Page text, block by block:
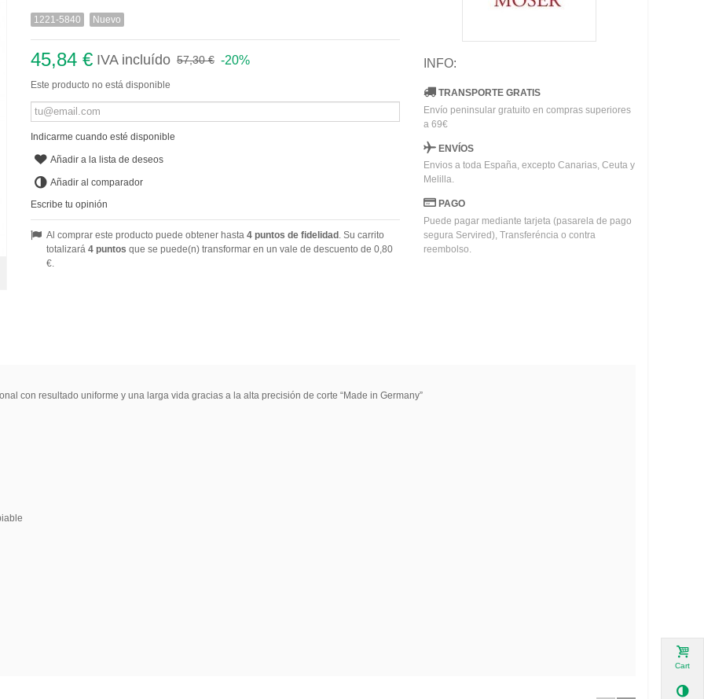
1221-5840 Nuevo
45,84 € IVA incluído 57,30 € -20%
Este producto no está disponible
Indicarme cuando esté disponible
Añadir a la lista de deseos
Añadir al comparador
Escribe tu opinión
Al comprar este producto puede obtener hasta 4puntos de fidelidad. Su carrito
totalizará 4puntos que se puede(n) transformar en un vale de descuento de 0,80
€.
INFO:
TRANSPORTE GRATIS
Envío peninsular gratuito en compras superiores
a 69€
ENVÍOS
Envios a toda España, excepto Canarias, Ceuta y
Melilla.
PAGO
Puede pagar mediante tarjeta (pasarela de pago
segura Servired), Transferéncia o contra
reembolso.
con resultado uniforme y una larga vida gracias a la alta precisión de corte “Made in Germany”
Cart